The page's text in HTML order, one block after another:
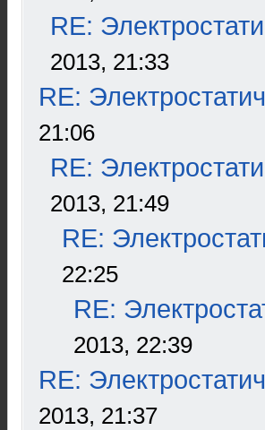
RE:
2013, 21:33
RE:
21:06
RE:
2013, 21:49
RE:
22:25
RE:
2013, 22:39
RE:
2013, 21:37